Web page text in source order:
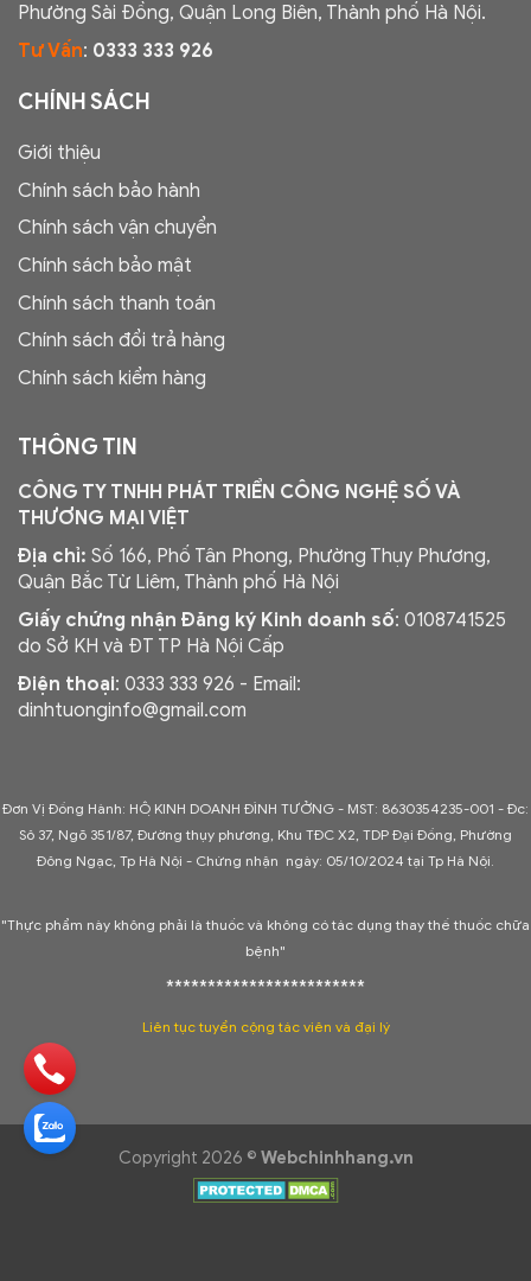
Phường Sài Đồng, Quận Long Biên, Thành phố Hà Nội.
Tư Vấn: 0333 333 926
CHÍNH SÁCH
Giới thiệu
Chính sách bảo hành
Chính sách vận chuyển
Chính sách bảo mật
Chính sách thanh toán
Chính sách đổi trả hàng
Chính sách kiểm hàng
THÔNG TIN
CÔNG TY TNHH PHÁT TRIỂN CÔNG NGHỆ SỐ VÀ
THƯƠNG MẠI VIỆT
Địa chỉ: Số 166, Phố Tân Phong, Phường Thụy Phương,
Quận Bắc Từ Liêm, Thành phố Hà Nội
Giấy chứng nhận Đăng ký Kinh doanh số: 0108741525
do Sở KH và ĐT TP Hà Nội Cấp
Điện thoại: 0333 333 926 - Email:
dinhtuonginfo@gmail.com
Đơn Vị Đồng Hành: HỘ KINH DOANH ĐÌNH TƯỞNG - MST: 8630354235-001 - Đc:
Sô 37, Ngõ 351/87, Đường thụy phương, Khu TĐC X2, TDP Đại Đồng, Phường
Đông Ngạc, Tp Hà Nội - Chứng nhận ngày: 05/10/2024 tại Tp Hà Nội.
"Thực phẩm này không phải là thuốc và không có tác dụng thay thế thuốc chữa
bệnh"
************************
Liên tục tuyển cộng tác viên và đại lý
Copyright 2026 © Webchinhhang.vn